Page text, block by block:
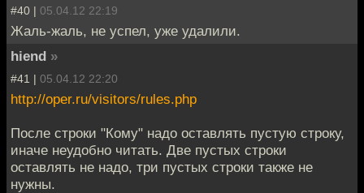
#40 | 05.04.12 22:19
Жаль-жаль, не успел, уже удалили.
hiend »
#41 | 05.04.12 22:20
http://oper.ru/visitors/rules.php
После строки "Кому" надо оставлять пустую строку,
иначе неудобно читать. Две пустых строки
оставлять не надо, три пустых строки также не
нужны.